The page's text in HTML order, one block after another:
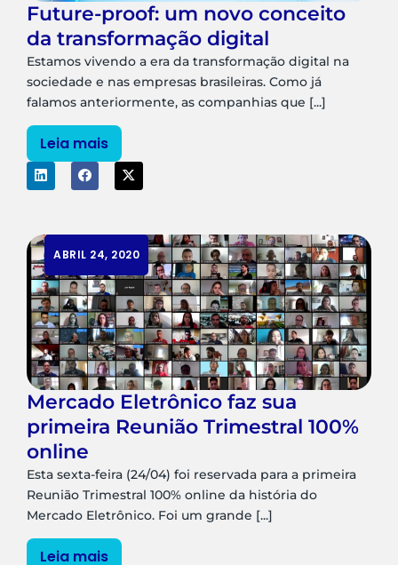
Future-proof: um novo conceito
da transformação digital
Estamos vivendo a era da transformação digital na
sociedade e nas empresas brasileiras. Como já
falamos anteriormente, as companhias que [...]
Leia mais
ABRIL 24, 2020
Mercado Eletrônico faz sua
primeira Reunião Trimestral 100%
online
Esta sexta-feira (24/04) foi reservada para a primeira
Reunião Trimestral 100% online da história do
Mercado Eletrônico. Foi um grande [...]
Leia mais